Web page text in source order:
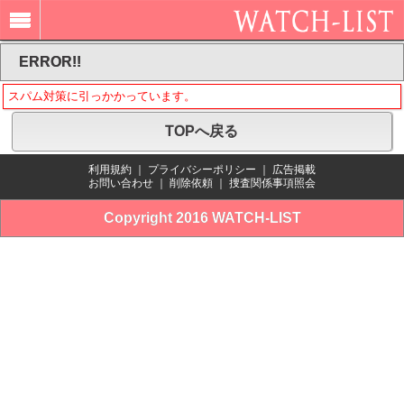
ERROR!!
スパム対策に引っかかっています。
TOPへ戻る
利用規約 プライバシーポリシー
広告掲載
お問い合わせ
削除依頼 捜査関係事項照会
Copyright 2016 WATCH-LIST